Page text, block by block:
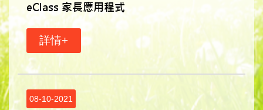
eClass 家長應用程式
詳情+
08-10-2021